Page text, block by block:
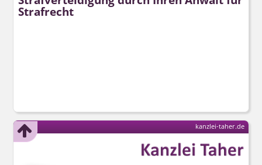
Strafrecht
kanzlei-taher.de